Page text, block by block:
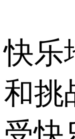
快乐
和挑